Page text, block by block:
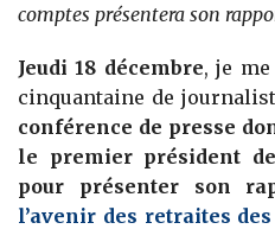
comptes présentera son
Jeudi 18 décembre, je
cinquantaine de
conférence de presse
le premier président
pour présenter son
l’avenir des retraites